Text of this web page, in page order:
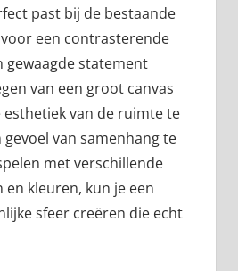
past bij de bestaande
een contrasterende
gewaagde statement
van een groot canvas
esthetiek van de ruimte te
van samenhang te
met verschillende
kleuren, kun je een
sfeer creëren die echt